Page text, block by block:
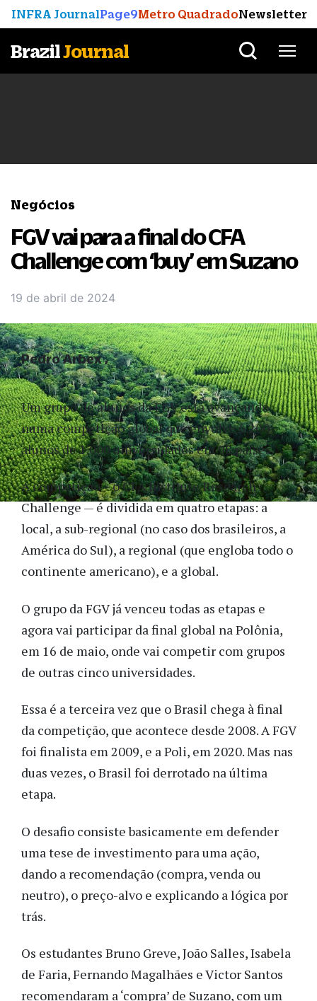
INFRA JournalPage9Metro QuadradoNewsletter
BrazilJournal
Negócios
FGV vai para a final do CFA
Challenge com ‘buy’ em Suzano
19 de abril de 2024
Um grupo de alunos da FGV está avançando
numa competição global que envolve 6.200
alunos de 1.000 universidades em 98 países.
A competição – o CFA Institute Research
Challenge — é dividida em quatro etapas: a
local, a sub-regional (no caso dos brasileiros, a
América do Sul), a regional (que engloba todo o
continente americano), e a global.
O grupo da FGV já venceu todas as etapas e
agora vai participar da final global na Polônia,
em 16 de maio, onde vai competir com grupos
de outras cinco universidades.
Essa é a terceira vez que o Brasil chega à final
da competição, que acontece desde 2008. A FGV
foi finalista em 2009, e a Poli, em 2020. Mas nas
duas vezes, o Brasil foi derrotado na última
etapa.
O desafio consiste basicamente em defender
uma tese de investimento para uma ação,
dando a recomendação (compra, venda ou
neutro), o preço-alvo e explicando a lógica por
trás.
Os estudantes Bruno Greve, João Salles, Isabela
de Faria, Fernando Magalhães e Victor Santos
recomendaram a ‘compra’ de Suzano, com um
Pedro Arbex